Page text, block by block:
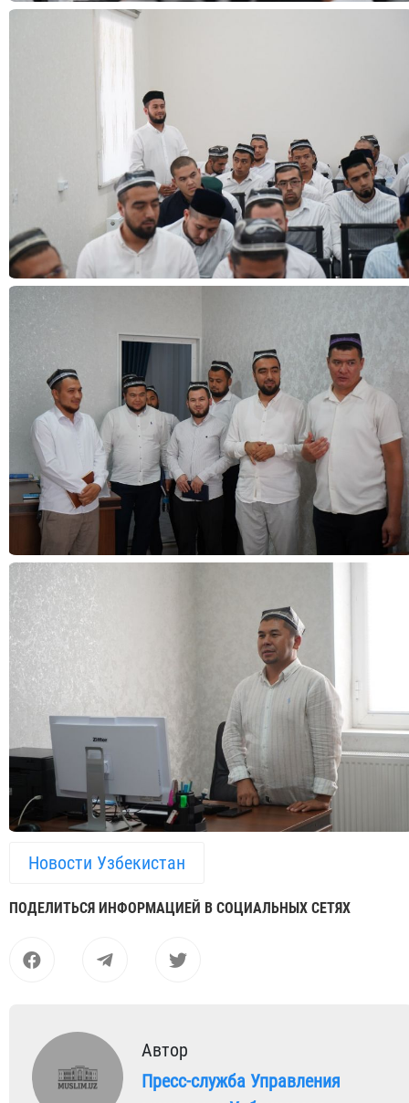
Новости Узбекистан
ПОДЕЛИТЬСЯ ИНФОРМАЦИЕЙ В СОЦИАЛЬНЫХ СЕТЯХ
Автор
Пресс-служба Управления